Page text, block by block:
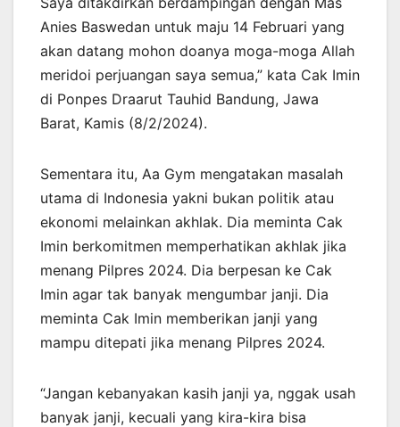
Anies Baswedan untuk maju 14 Februari yang
akan datang mohon doanya moga-moga Allah
meridoi perjuangan saya semua,” kata Cak Imin
di Ponpes Draarut Tauhid Bandung, Jawa
Barat, Kamis (8/2/2024).
Sementara itu, Aa Gym mengatakan masalah
utama di Indonesia yakni bukan politik atau
ekonomi melainkan akhlak. Dia meminta Cak
Imin berkomitmen memperhatikan akhlak jika
menang Pilpres 2024. Dia berpesan ke Cak
Imin agar tak banyak mengumbar janji. Dia
meminta Cak Imin memberikan janji yang
mampu ditepati jika menang Pilpres 2024.
“Jangan kebanyakan kasih janji ya, nggak usah
banyak janji, kecuali yang kira-kira bisa